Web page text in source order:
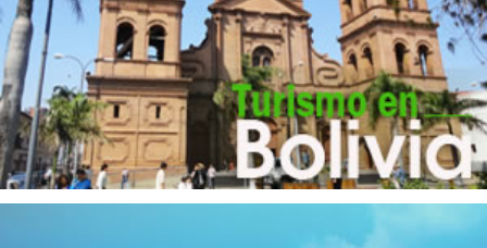
(1)
Productos de Caucho(2)
Productos de Goma(1)
Productos de Madera (1)
Productos de Plástico
Productos Lácteos(4)